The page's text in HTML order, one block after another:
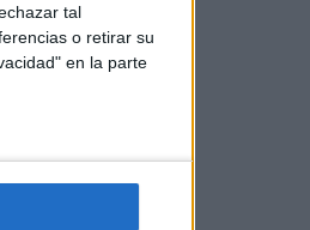
tal
o retirar su
en la parte